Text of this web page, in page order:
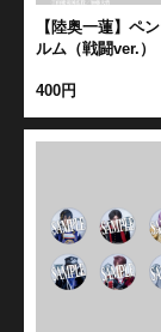
【陸奥一蓮】ペ
ルム（戦闘ver.）
400円